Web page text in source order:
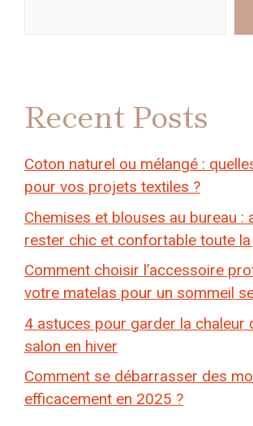
Recent Posts
Coton naturel ou mélangé :
pour vos projets textiles ?
Chemises et blouses au bureau :
rester chic et confortable toute
Comment choisir l’accessoire
votre matelas pour un sommeil
4 astuces pour garder la chaleur
salon en hiver
Comment se débarrasser des
efficacement en 2025 ?